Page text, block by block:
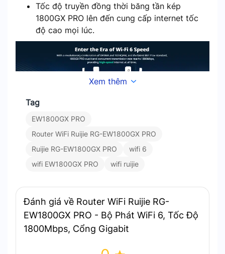
Tốc độ truyền đồng thời băng tần kép
1800GX PRO lên đến cung cấp internet tốc
độ cao mọi lúc.
như không có tường
Công nghệ Beamforming và tích hợp bộ khuếch
đại tín hiệu tăng cường tín hiệu Wi-Fi mạnh mẽ
Xem thêm
Tag
EW1800GX PRO
Router WiFi Ruijie RG-EW1800GX PRO
Ruijie RG-EW1800GX PRO
wifi 6
wifi EW1800GX PRO
wifi ruijie
Đánh giá về Router WiFi Ruijie RG-
EW1800GX PRO - Bộ Phát WiFi 6, Tốc Độ
1800Mbps, Cổng Gigabit